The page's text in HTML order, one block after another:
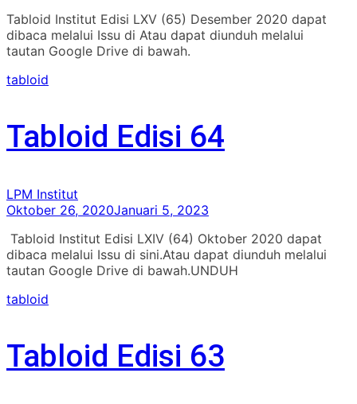
Tabloid Institut Edisi LXV (65) Desember 2020 dapat
dibaca melalui Issu di Atau dapat diunduh melalui
tautan Google Drive di bawah.
tabloid
Tabloid Edisi 64
LPM Institut
Oktober 26, 2020Januari 5, 2023
Tabloid Institut Edisi LXIV (64) Oktober 2020 dapat
dibaca melalui Issu di sini.Atau dapat diunduh melalui
tautan Google Drive di bawah.UNDUH
tabloid
Tabloid Edisi 63